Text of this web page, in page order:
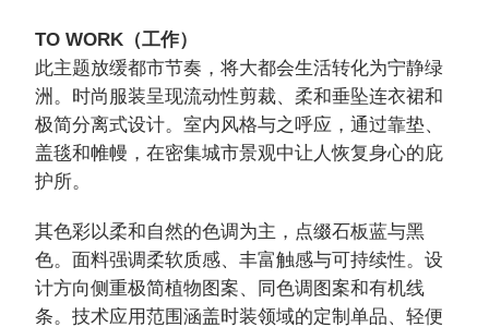
TO WORK（工作）
此主题放缓都市节奏，将大都会生活转化为宁静绿
洲。时尚服装呈现流动性剪裁、柔和垂坠连衣裙和
极简分离式设计。室内风格与之呼应，通过靠垫、
盖毯和帷幔，在密集城市景观中让人恢复身心的庇
护所。
其色彩以柔和自然的色调为主，点缀石板蓝与黑
色。面料强调柔软质感、丰富触感与可持续性。设
计方向侧重极简植物图案、同色调图案和有机线
条。技术应用范围涵盖时装领域的定制单品、轻便